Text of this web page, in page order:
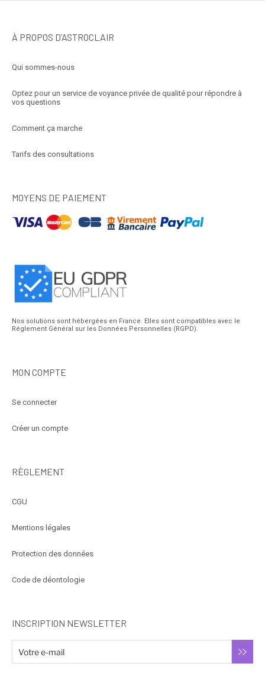
À PROPOS D’ASTROCLAIR
Qui sommes-nous
Optez pour un service de voyance privée de qualité pour répondre à
vos questions
Comment ça marche
Tarifs des consultations
MOYENS DE PAIEMENT
Nos solutions sont hébergées en France. Elles sont compatibles avec le
Réglement Général sur les Données Personnelles (RGPD).
MON COMPTE
Se connecter
Créer un compte
RÈGLEMENT
CGU
Mentions légales
Protection des données
Code de déontologie
INSCRIPTION NEWSLETTER